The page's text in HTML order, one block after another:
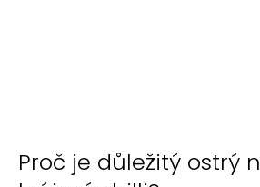
Proč je důležitý ostrý